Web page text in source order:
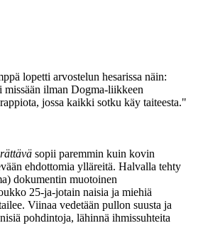
lopetti arvostelun hesarissa näin:
ilman Dogma-liikkeen
jossa kaikki sotku käy taiteesta."
sopii paremmin kuin kovin
ehdottomia ylläreitä. Halvalla tehty
dokumentin muotoinen
25-ja-jotain naisia ja miehiä
Viinaa vedetään pullon suusta ja
pohdintoja, lähinnä ihmissuhteita